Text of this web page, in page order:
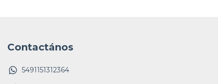
Contactános
5491151312364